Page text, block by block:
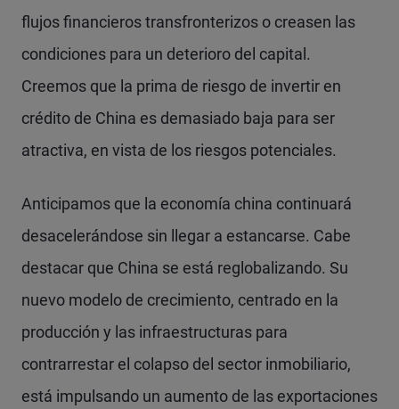
flujos financieros transfronterizos o creasen las
condiciones para un deterioro del capital.
Creemos que la prima de riesgo de invertir en
crédito de China es demasiado baja para ser
atractiva, en vista de los riesgos potenciales.
Anticipamos que la economía china continuará
desacelerándose sin llegar a estancarse. Cabe
destacar que China se está reglobalizando. Su
nuevo modelo de crecimiento, centrado en la
producción y las infraestructuras para
contrarrestar el colapso del sector inmobiliario,
está impulsando un aumento de las exportaciones